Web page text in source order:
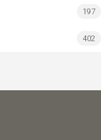
197
402